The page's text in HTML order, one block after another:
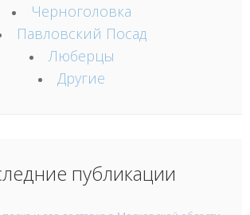
Черноголовка
Павловский Посад
Люберцы
Другие
публикации